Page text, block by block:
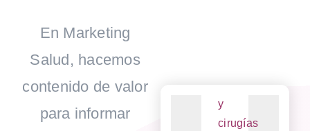
En Marketing
Salud, hacemos
contenido de valor
para informar
y
cirugías
consultas
a
visto
127
reportes
de